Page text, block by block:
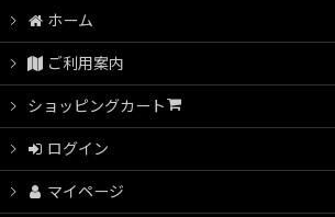
ホーム
ご利用案内
ショッピングカート
ログイン
マイページ